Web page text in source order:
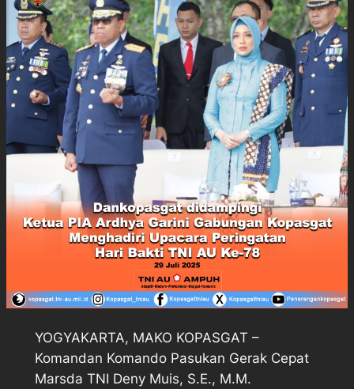
YOGYAKARTA, MAKO KOPASGAT –
Komandan Komando Pasukan Gerak Cepat
Marsda TNI Deny Muis, S.E., M.M.